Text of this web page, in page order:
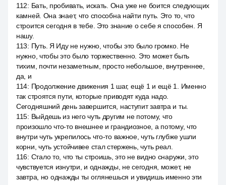
112: Бать, пробивать, искать. Она уже не боится следующих
камней. Она знает, что способна найти путь. Это то, что
строится сегодня в тебе. Это знание о себе я способен. Я
нашу.
113: Путь. Я Иду не нужно, чтобы это было громко. Не
нужно, чтобы это было торжественно. Это может быть
тихим, почти незаметным, просто небольшое, внутреннее,
да, и
114: Продолжение движения 1 шаг, ещё 1 и ещё 1. Именно
так строятся пути, которые приводят куда надо.
Сегодняшний день завершится, наступит завтра и ты.
115: Выйдешь из него чуть другим не потому, что
произошло что-то внешнее и грандиозное, а потому, что
внутри чуть укрепилось что-то важное, чуть глубже ушли
корни, чуть устойчивее стал стержень, чуть реал.
116: Стало то, что ты строишь, это не видно снаружи, это
чувствуется изнутри, и однажды, не сегодня, может, не
завтра, но однажды ты оглянешься и увидишь именно эти